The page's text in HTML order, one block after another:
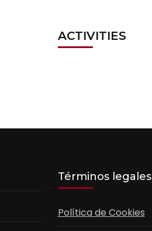
ACTIVITIES
Términos legales
Política de Cookies